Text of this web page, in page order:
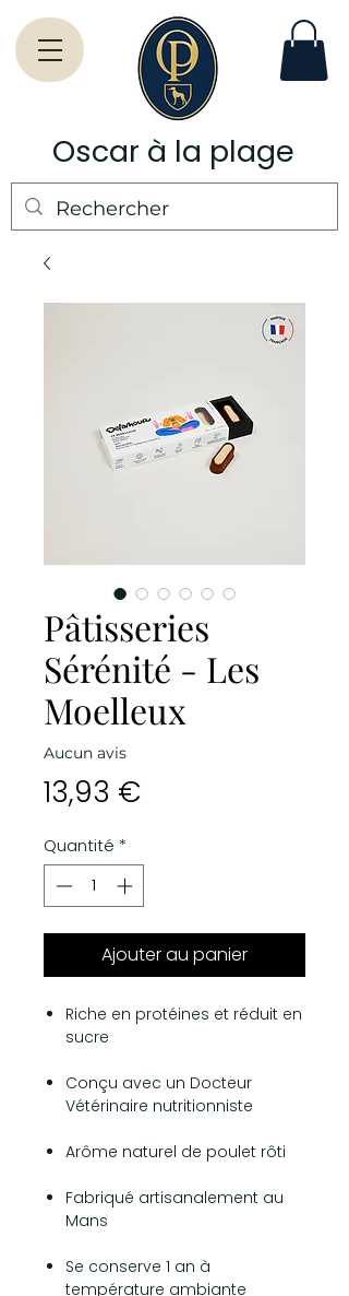
Oscar à la plage
Pâtisseries
Sérénité - Les
Moelleux
Aucun avis
13,93 €Prix
Quantité *
Ajouter au panier
Riche en protéines et réduit en
sucre
Conçu avec un Docteur
Vétérinaire nutritionniste
Arôme naturel de poulet rôti
Fabriqué artisanalement au
Mans
Se conserve 1 an à
température ambiante